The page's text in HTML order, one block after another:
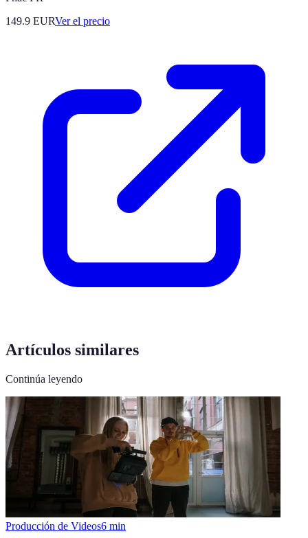
149.9 EURVer el precio
Artículos similares
Continúa leyendo
Producción de Videos6 min